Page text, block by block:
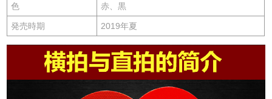
色 赤、黒
発売時期 2019年夏